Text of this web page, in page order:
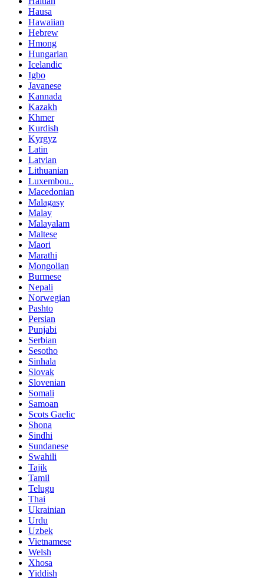
Hausa
Hawaiian
Hebrew
Hmong
Hungarian
Icelandic
Igbo
Javanese
Kannada
Kazakh
Khmer
Kurdish
Kyrgyz
Latin
Latvian
Lithuanian
Luxembou..
Macedonian
Malagasy
Malay
Malayalam
Maltese
Maori
Marathi
Mongolian
Burmese
Nepali
Norwegian
Pashto
Persian
Punjabi
Serbian
Sesotho
Sinhala
Slovak
Slovenian
Somali
Samoan
Scots Gaelic
Shona
Sindhi
Sundanese
Swahili
Tajik
Tamil
Telugu
Thai
Ukrainian
Urdu
Uzbek
Vietnamese
Welsh
Xhosa
Yiddish